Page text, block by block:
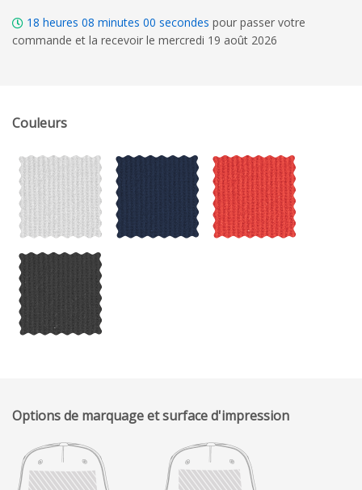
18 heures 08 minutes 00 secondes pour passer votre
commande et la recevoir le mercredi 19 août 2026
Couleurs
Options de marquage et surface d'impression